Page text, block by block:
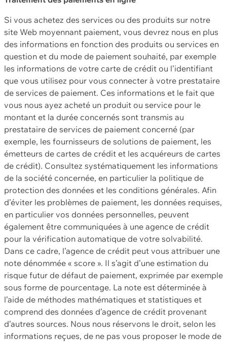
Si vous achetez des services ou des produits sur notre
site Web moyennant paiement, vous devrez nous en plus
des informations en fonction des produits ou services en
question et du mode de paiement souhaité, par exemple
les informations de votre carte de crédit ou l’identifiant
que vous utilisez pour vous connecter à votre prestataire
de services de paiement. Ces informations et le fait que
vous nous ayez acheté un produit ou service pour le
montant et la durée concernés sont transmis au
prestataire de services de paiement concerné (par
exemple, les fournisseurs de solutions de paiement, les
émetteurs de cartes de crédit et les acquéreurs de cartes
de crédit). Consultez systématiquement les informations
de la société concernée, en particulier la politique de
protection des données et les conditions générales. Afin
d’éviter les problèmes de paiement, les données requises,
en particulier vos données personnelles, peuvent
également être communiquées à une agence de crédit
pour la vérification automatique de votre solvabilité.
Dans ce cadre, l’agence de crédit peut vous attribuer une
note dénommée « score ». Il s’agit d’une estimation du
risque futur de défaut de paiement, exprimée par exemple
sous forme de pourcentage. La note est déterminée à
l’aide de méthodes mathématiques et statistiques et
comprend des données d’agence de crédit provenant
d’autres sources. Nous nous réservons le droit, selon les
informations reçues, de ne pas vous proposer le mode de